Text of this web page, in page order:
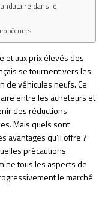
dans le
et aux prix élevés des
se tournent vers les
de véhicules neufs. Ce
entre les acheteurs et
des réductions
Mais quels sont
avantages qu’il offre ?
précautions
tous les aspects de
le marché